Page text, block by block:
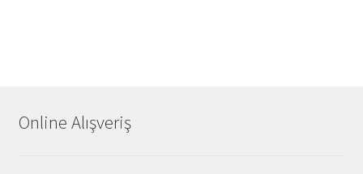
Online Alışveriş